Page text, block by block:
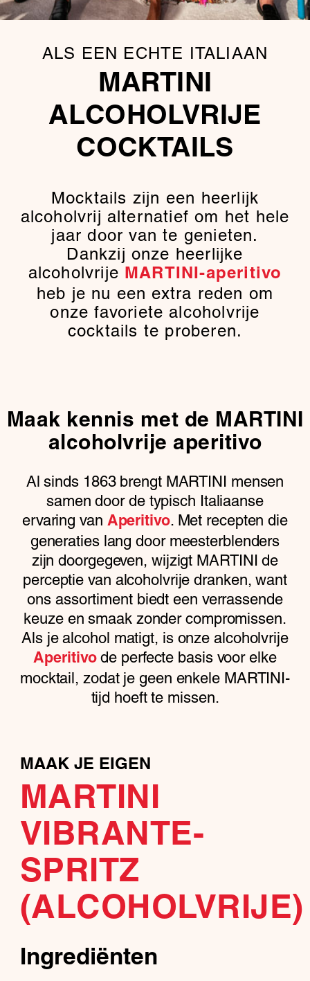
ALS EEN ECHTE ITALIAAN
MARTINI
ALCOHOLVRIJE
COCKTAILS
Mocktails zijn een heerlijk
alcoholvrij alternatief om het hele
jaar door van te genieten.
Dankzij onze heerlijke
alcoholvrije
MARTINI-aperitivo
heb je nu een extra reden om
onze favoriete alcoholvrije
cocktails te proberen.
Maak kennis met de MARTINI
alcoholvrije aperitivo
Al sinds 1863 brengt MARTINI mensen
samen door de typisch Italiaanse
ervaring van Aperitivo. Met recepten die
generaties lang door meesterblenders
zijn doorgegeven, wijzigt MARTINI de
perceptie van alcoholvrije dranken, want
ons assortiment biedt een verrassende
keuze en smaak zonder compromissen.
Als je alcohol matigt, is onze alcoholvrije
Aperitivode perfecte basis voor elke
mocktail, zodat je geen enkele MARTINI-
tijd hoeft te missen.
MAAK JE EIGEN
MARTINI
VIBRANTE-
SPRITZ
(ALCOHOLVRIJE)
Ingrediënten